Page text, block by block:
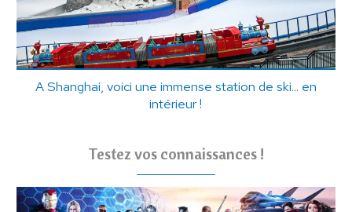
A Shanghai, voici une immense station de ski... en
intérieur !
Testez vos connaissances !